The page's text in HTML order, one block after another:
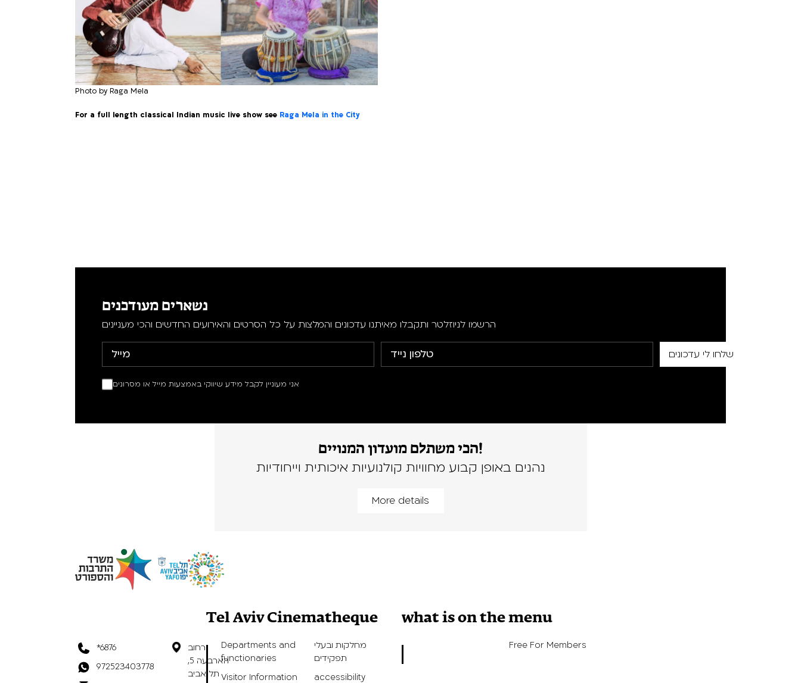
Photo by Raga Mela
For a full length classical Indian music live show see Raga Mela in the City
נשארים מעודכנים
הרשמו לניוזלטר ותקבלו מאיתנו עדכונים והמלצות על כל הסרטים והאירועים החדשים והכי מעניינים
אני מעוניין לקבל מידע שיווקי באמצעות מייל או מסרונים
הכי משתלם מועדון המנויים!
נהנים באופן קבוע מחוויות קולנועיות איכותית וייחודיות
More details
*6876
972523403778
רחוב
הארבעה 5,
תל אביב
Tel Aviv Cinematheque
Departments and
functionaries
מחלקות ובעלי
תפקידים
Visitor Information
accessibility
what is on the menu
Free For Members